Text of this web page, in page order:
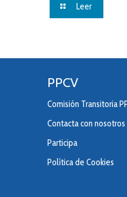
Leer
PPCV
Comisión Transitoria
Contacta con nosotros
Participa
Política de Cookies